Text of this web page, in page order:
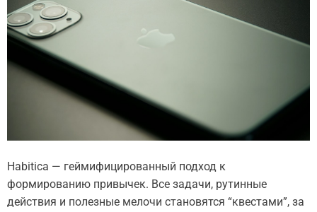
Habitica — геймифицированный подход к
формированию привычек. Все задачи, рутинные
действия и полезные мелочи становятся “квестами”, за